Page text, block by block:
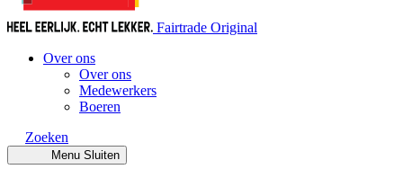
Fairtrade Original
Over ons
Over ons
Medewerkers
Boeren
Zoeken
Menu Sluiten